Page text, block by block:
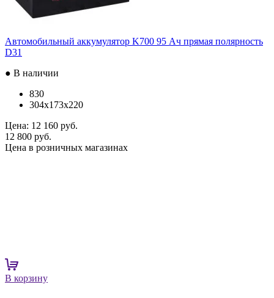
Автомобильный аккумулятор K700 95 Ач прямая полярность
D31
● В наличии
830
304x173x220
Цена: 12 160 руб.
12 800 руб.
Цена в розничных магазинах
В корзину